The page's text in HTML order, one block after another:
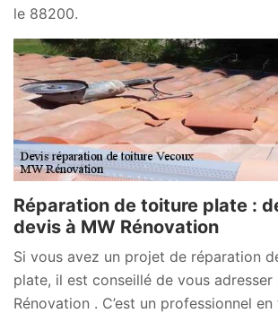
le 88200.
Réparation de toiture plate :
devis à MW Rénovation
Si vous avez un projet de réparation
plate, il est conseillé de vous adresser
Rénovation . C’est un professionnel